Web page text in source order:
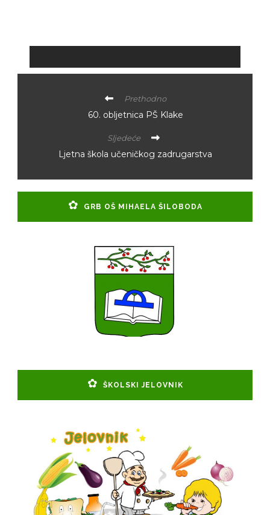
Prethodno
60. obljetnica PŠ Klake
Sljedeće
Ljetna škola učeničkog zadrugarstva
GRB OŠ MIHAELA ŠILOBODA
ŠKOLSKI JELOVNIK